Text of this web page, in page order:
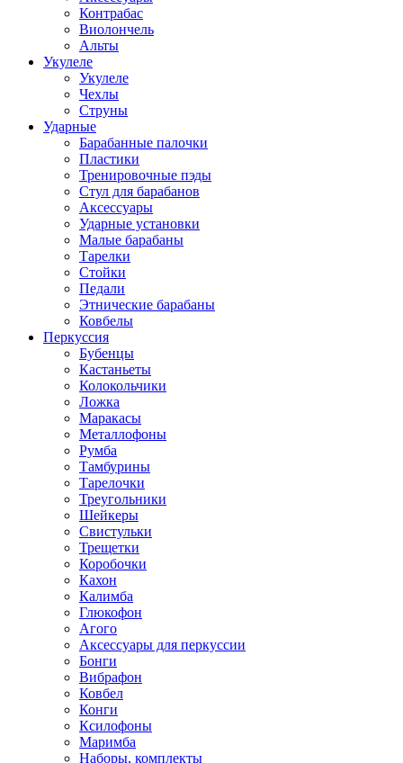
Контрабас
Виолончель
Альты
Укулеле
Укулеле
Чехлы
Струны
Ударные
Барабанные палочки
Пластики
Тренировочные пэды
Стул для барабанов
Аксессуары
Ударные установки
Малые барабаны
Тарелки
Стойки
Педали
Этнические барабаны
Ковбелы
Перкуссия
Бубенцы
Кастаньеты
Колокольчики
Ложка
Маракасы
Металлофоны
Румба
Тамбурины
Тарелочки
Треугольники
Шейкеры
Свистульки
Трещетки
Коробочки
Кахон
Калимба
Глюкофон
Агого
Аксессуары для перкуссии
Бонги
Вибрафон
Ковбел
Конги
Ксилофоны
Маримба
Наборы, комплекты